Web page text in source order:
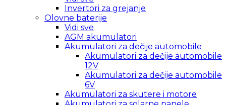
Invertori za grejanje
Olovne baterije
Vidi sve
AGM akumulatori
Akumulatori za dečije automobile
Akumulatori za dečije automobile
12V
Akumulatori za dečije automobile
6V
Akumulatori za skutere i motore